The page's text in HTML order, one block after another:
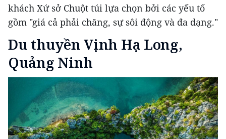
khách Xứ sở Chuột túi lựa chọn bởi các yếu tố
gồm "giá cả phải chăng, sự sôi động và đa dạng."
Du thuyền Vịnh Hạ Long,
Quảng Ninh